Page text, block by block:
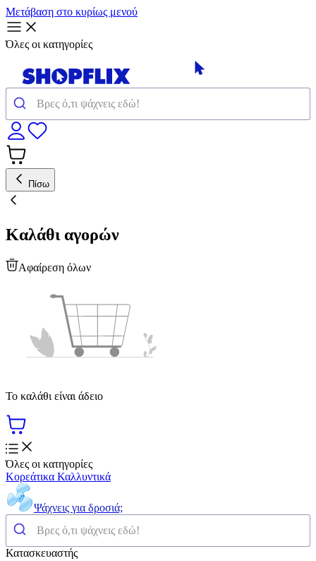
Μετάβαση στο κυρίως μενού
Όλες οι κατηγορίες
Πίσω
Καλάθι αγορών
Αφαίρεση όλων
Το καλάθι είναι άδειο
Όλες οι κατηγορίες
Κορεάτικα Καλλυντικά
Ψάχνεις για δροσιά;
Κατασκευαστής